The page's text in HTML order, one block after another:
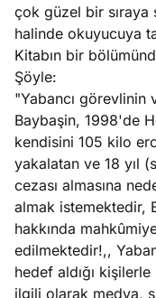
çok güzel bir sıraya
halinde okuyucuya
Kitabın bir
Şöyle:
"Yabancı
Baybaşin, 1998'de
kendisini 105 kilo
yakalatan ve 18 yıl
cezası almasına
almak istemektedir,
hakkında
edilmektedir!,,
hedef aldığı
ilgili olarak medya,